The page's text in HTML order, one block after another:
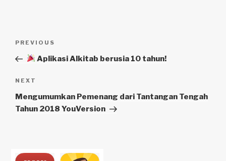
pos
Previous
Post
PREVIOUS
Aplikasi Alkitab berusia 10 tahun!
Next
Post
NEXT
Mengumumkan Pemenang dari Tantangan Tengah
Tahun 2018 YouVersion